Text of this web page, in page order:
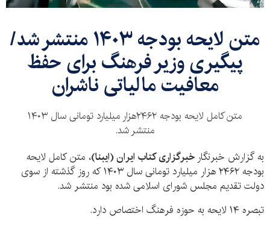
متن لایحه بودجه ۱۴۰۳ منتشر شد/
پیگیری وزیر فرهنگ برای حفظ
معافیت مالیاتی ناشران
متن کامل لایحه بودجه ۲۴۶۲هزار میلیارد تومانی سال ۱۴۰۳
منتشر شد.
به گزارش خبرنگار خبرگزاری کتاب ایران (ایبنا)، متن کامل لایحه
بودجه
هزار میلیارد تومانی سال ۱۴۰۳ که روز گذشته از سوی
دولت تقدیم مجلس شورای اسلامی شده بود منتشر شد.
تبصره ۱۴ لایحه به حوزه فرهنگ اختصاص دارد.